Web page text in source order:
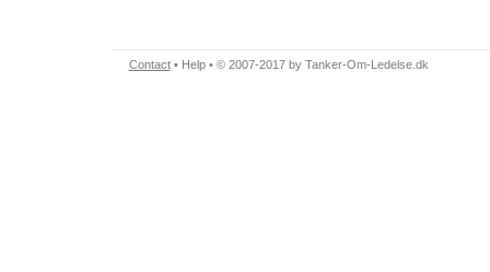
Contact• Help• © 2007-2017 by Tanker-Om-Ledelse.dk